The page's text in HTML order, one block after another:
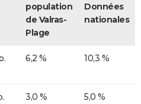
population
de Valras-
Plage
Données
nationales
6,2 % 10,3 %
3,0 % 5,0 %